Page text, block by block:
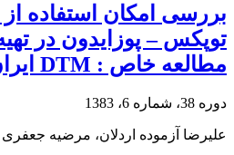
بررسی امکان استفاده
مطالعه خاص : DTM ایران
دوره 38، شماره 6، 1383
علیرضا آزموده اردلان، مرضیه جعفری